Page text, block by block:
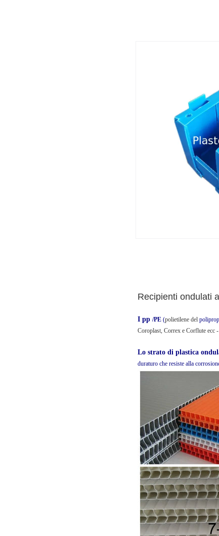
Recipienti ondulati
I pp /PE (polietilene del
Coroplast, Correx e Corflute ecc
Lo strato di plastica
duraturo che resiste alla